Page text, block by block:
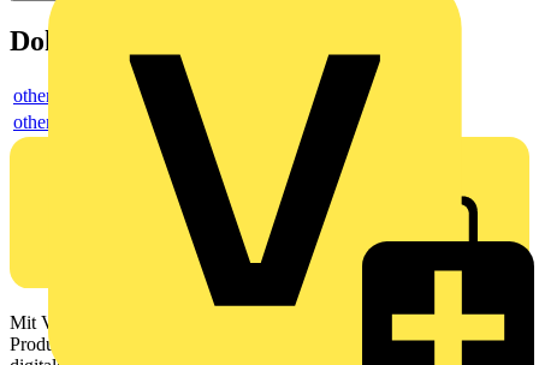
Dokumente
others
others
Mit Voltimum erhalten Elektrofachkräfte Zugang zu Branchennews,
Produktinformationen, Schulungen und Tools – alles auf einer